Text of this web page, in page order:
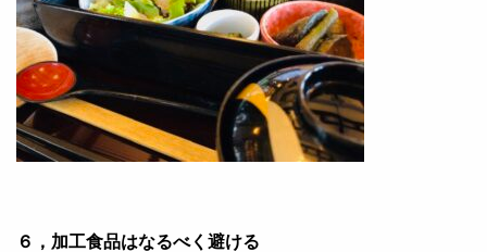
６，加工食品はなるべく避ける